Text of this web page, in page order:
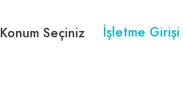
Konum Seçiniz İşletme Girişi